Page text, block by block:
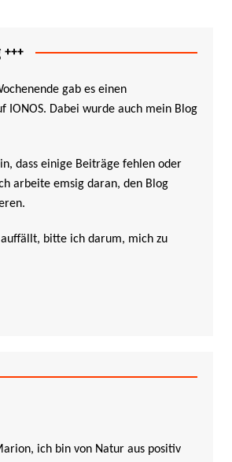
gab es einen
IONOS. Dabei wurde auch mein Blog
dass einige Beiträge fehlen oder
arbeite emsig daran, den Blog
auffällt, bitte ich darum, mich zu
ich bin von Natur aus positiv